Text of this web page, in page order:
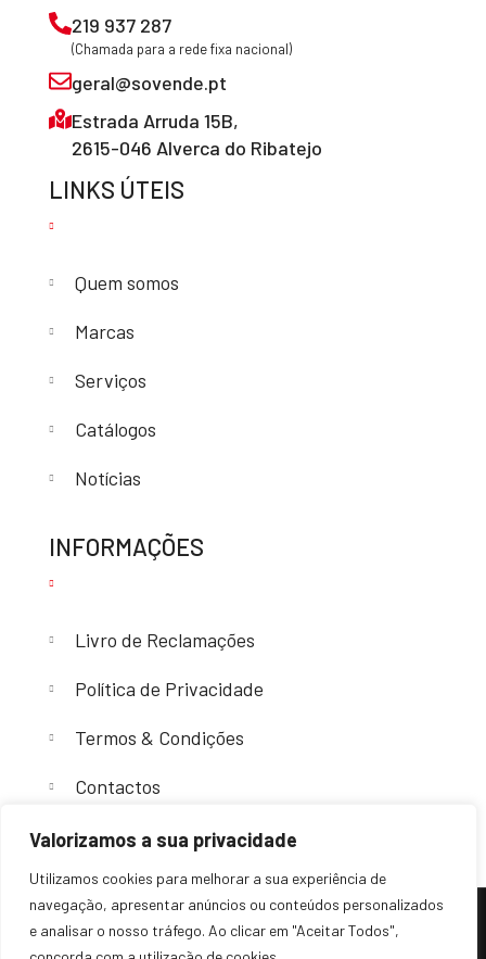
Valorizamos a sua privacidade
Utilizamos cookies para melhorar a sua experiência de
navegação, apresentar anúncios ou conteúdos personalizados
e analisar o nosso tráfego. Ao clicar em "Aceitar Todos",
219 937 287
(Chamada para a rede fixa nacional)
geral@sovende.pt
Estrada Arruda 15B,
2615-046 Alverca do Ribatejo
LINKS ÚTEIS
Quem somos
Marcas
Serviços
Catálogos
Notícias
INFORMAÇÕES
Livro de Reclamações
Política de Privacidade
Termos & Condições
Contactos
(c) 2024 – Sovende. Todos os direitos reservados.